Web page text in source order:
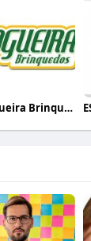
Nogueira Brinquedos